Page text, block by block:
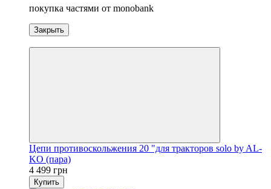
покупка частями от monobank
Закрыть
Цепи противоскольжения 20 "для тракторов solo by AL-
KO (пара)
4 499 грн
Купить